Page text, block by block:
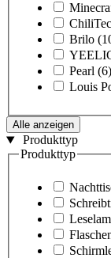
ChiliTec
Brilo
Pearl (6)
Louis
Alle anzeigen
Produkttyp
Produkttyp